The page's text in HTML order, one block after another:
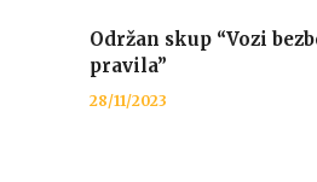
Održan skup “Vozi
pravila”
28/11/2023